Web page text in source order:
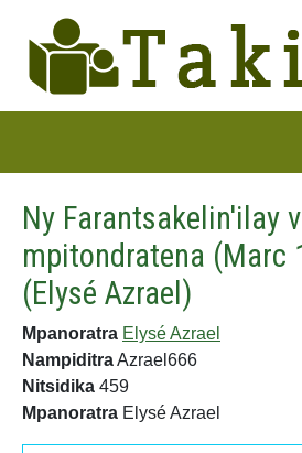
Ny Farantsakelin'ilay
mpitondratena (Marc
(Elysé Azrael)
Mpanoratra Elysé Azrael
NampiditraAzrael666
Nitsidika 459
Mpanoratra Elysé Azrael